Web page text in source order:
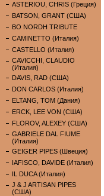
ASTERIOU, CHRIS (Греция)
BATSON, GRANT (США)
BO NORDH TRIBUTE
CAMINETTO (Италия)
CASTELLO (Италия)
CAVICCHI, CLAUDIO
(Италия)
DAVIS, RAD (США)
DON CARLOS (Италия)
ELTANG, TOM (Дания)
ERCK, LEE VON (США)
FLOROV, ALEXEY (США)
GABRIELE DAL FIUME
(Италия)
GEIGER PIPES (Швеция)
IAFISCO, DAVIDE (Италия)
IL DUCA (Италия)
J & J ARTISAN PIPES
(США)